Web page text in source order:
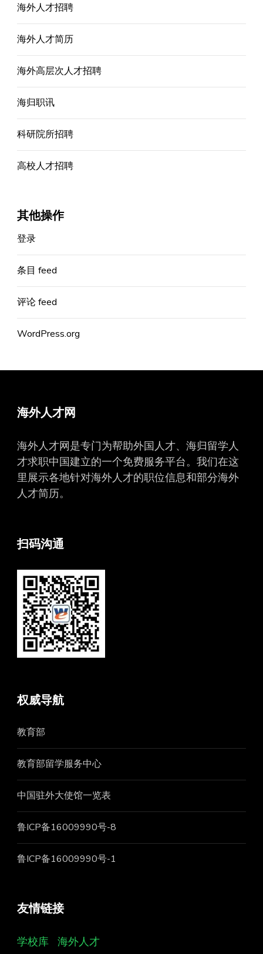
海外人才招聘
海外人才简历
海外高层次人才招聘
海归职讯
科研院所招聘
高校人才招聘
其他操作
登录
条目 feed
评论 feed
WordPress.org
海外人才网
海外人才网是专门为帮助外国人才、海归留学人
才求职中国建立的一个免费服务平台。我们在这
里展示各地针对海外人才的职位信息和部分海外
人才简历。
扫码沟通
权威导航
教育部
教育部留学服务中心
中国驻外大使馆一览表
鲁ICP备16009990号-8
鲁ICP备16009990号-1
友情链接
学校库 海外人才